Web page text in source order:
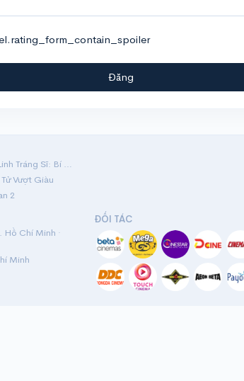
Đăng
Hộ Linh Tráng Sĩ: Bí Ẩn Mộ Vua Đinh
Vượt Giàu
2
Hồ Chí Minh ·
Minh
ĐỐI TÁC